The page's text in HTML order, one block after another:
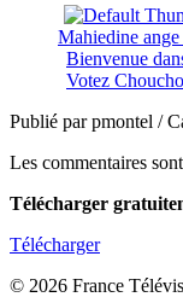
Mahiedine
Bienvenue
Votez
Publié par pmontel /
Les commentaires
Télécharger
Télécharger
© 2026 France